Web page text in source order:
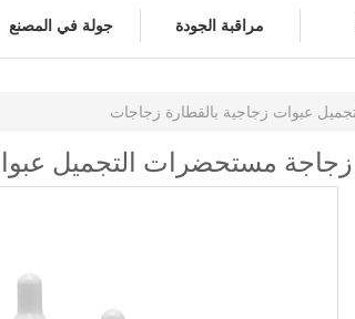
جولة في المصنع مراقبة الجودة